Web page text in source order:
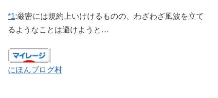
*1:厳密には規約上いけけるものの、わざわざ風波を立て
るようなことは避けようと…
にほんブログ村